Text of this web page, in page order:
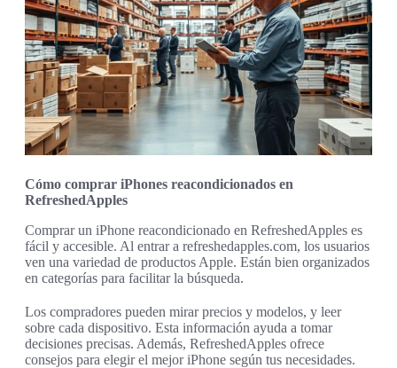
Cómo comprar iPhones reacondicionados en
RefreshedApples
Comprar un iPhone reacondicionado en RefreshedApples es
fácil y accesible. Al entrar a refreshedapples.com, los usuarios
ven una variedad de productos Apple. Están bien organizados
en categorías para facilitar la búsqueda.
Los compradores pueden mirar precios y modelos, y leer
sobre cada dispositivo. Esta información ayuda a tomar
decisiones precisas. Además, RefreshedApples ofrece
consejos para elegir el mejor iPhone según tus necesidades.